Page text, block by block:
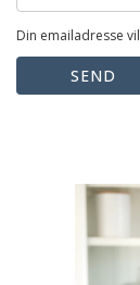
Din emailadresse
SEND